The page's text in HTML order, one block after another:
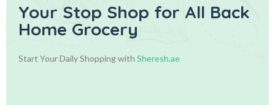
Your Stop Shop for All Back
Home Grocery
Start Your Daily Shopping with Sheresh.ae